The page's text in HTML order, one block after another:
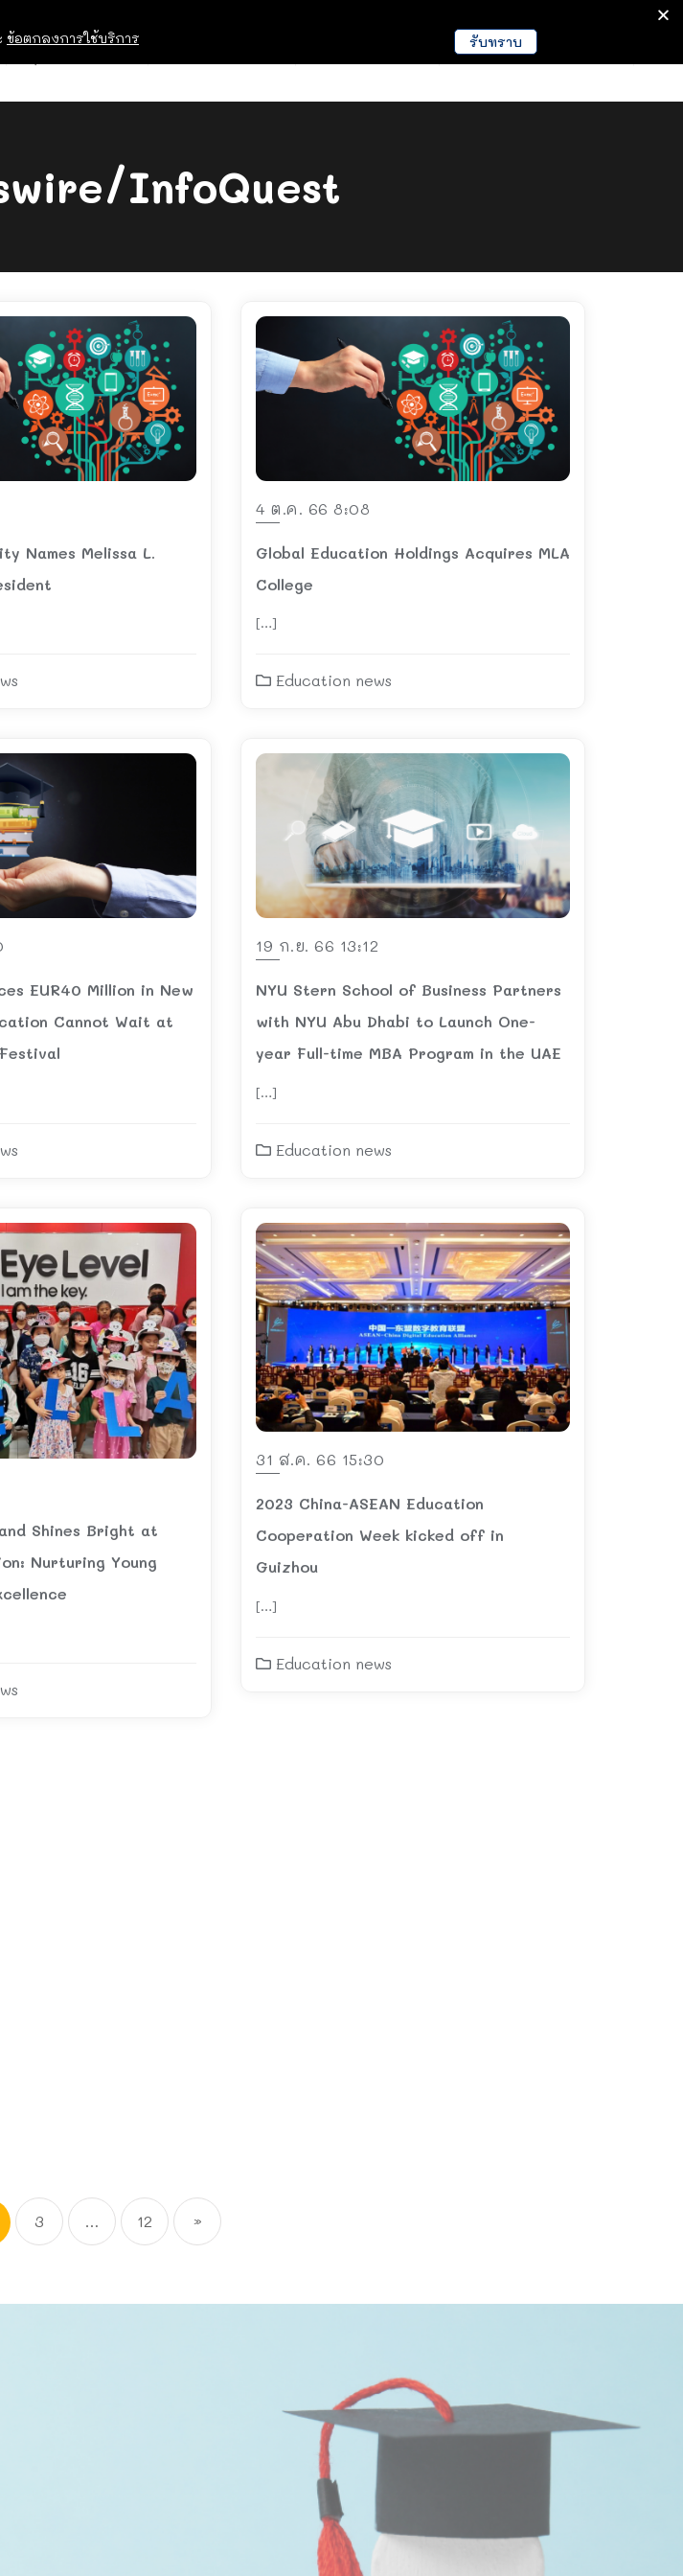
EDUCATION NEWS
InfoQuest
Names Melissa L.
4 ต.ค. 66 8:08
Global Education Holdings Acquires MLA
College
[…]
Education news
EUR40 Million in New
Cannot Wait at
19 ก.ย. 66 13:12
NYU Stern School of Business Partners
with NYU Abu Dhabi to Launch One-
year Full-time MBA Program in the UAE
[…]
Education news
Shines Bright at
Nurturing Young
31 ส.ค. 66 15:30
2023 China-ASEAN Education
Cooperation Week kicked off in
Guizhou
[…]
Education news
3 … 12 »
ข้อตกลงการใช้บริการ รับทราบ